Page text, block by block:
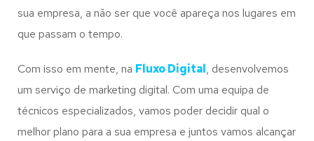
sua empresa, a não ser que você apareça nos lugares em
que passam o tempo.
Com isso em mente, na Fluxo Digital, desenvolvemos
um serviço de marketing digital. Com uma equipa de
técnicos especializados, vamos poder decidir qual o
melhor plano para a sua empresa e juntos vamos alcançar